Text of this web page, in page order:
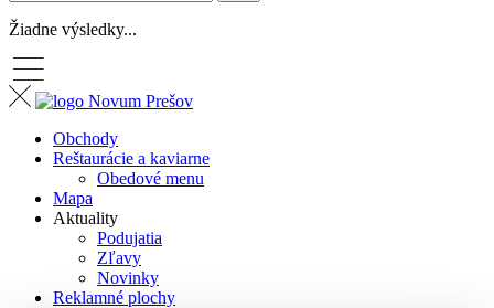
Žiadne výsledky...
Obchody
Reštaurácie a kaviarne
Obedové menu
Mapa
Aktuality
Podujatia
Zľavy
Novinky
Reklamné plochy